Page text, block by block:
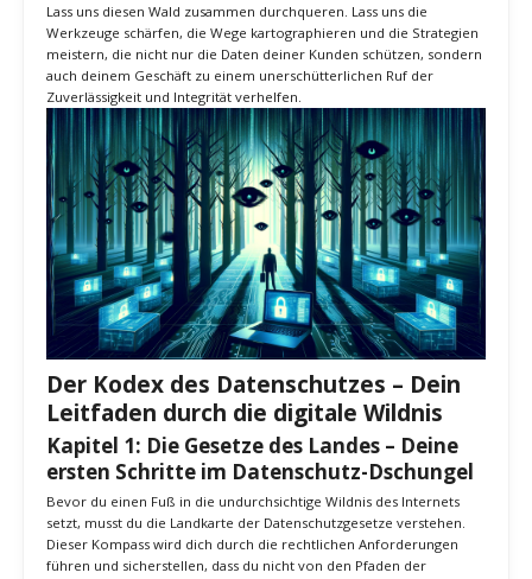
digitalen Dunkelheit sein kann, der Leitstern, der den Weg zu einem
sicheren Hafen weist?
Lass uns diesen Wald zusammen durchqueren. Lass uns die
Werkzeuge schärfen, die Wege kartographieren und die Strategien
meistern, die nicht nur die Daten deiner Kunden schützen, sondern
auch deinem Geschäft zu einem unerschütterlichen Ruf der
Zuverlässigkeit und Integrität verhelfen.
Der Kodex des Datenschutzes – Dein
Leitfaden durch die digitale Wildnis
Kapitel 1: Die Gesetze des Landes – Deine
ersten Schritte im Datenschutz-Dschungel